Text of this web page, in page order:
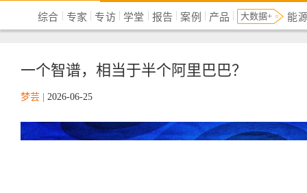
综合 | 专家 |专访| 学堂 | 报告 | 案例 | 产品 | 大数据+ 能
一个智谱，相当于半个阿里巴巴？
梦芸 2026-06-25